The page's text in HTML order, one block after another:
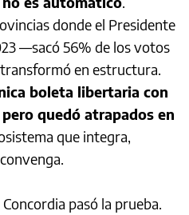
donde el Presidente
—sacó 56% de los votos
en estructura.
boleta libertaria con
quedó atrapados en
que integra,
pasó la prueba.